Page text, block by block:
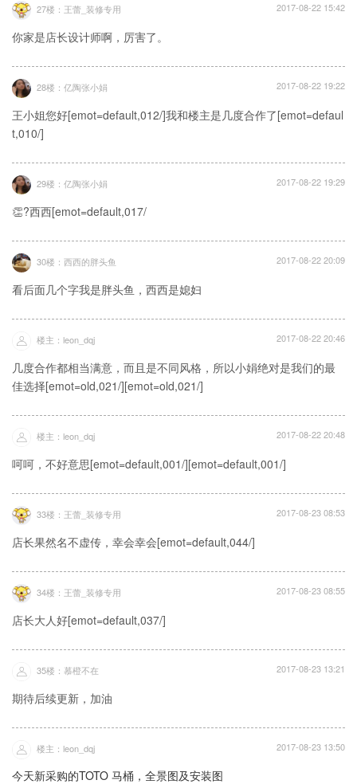
27楼：王蕾_装修专用 2017-08-22 15:42
你家是店长设计师啊，厉害了。
28楼：亿陶张小娟 2017-08-22 19:22
王小姐您好[emot=default,012/]我和楼主是几度合作了[emot=defaul
t,010/]
29楼：亿陶张小娟 2017-08-22 19:29
👏?西西[emot=default,017/
30楼：西西的胖头鱼 2017-08-22 20:09
看后面几个字我是胖头鱼，西西是媳妇
楼主：leon_dqj 2017-08-22 20:46
几度合作都相当满意，而且是不同风格，所以小娟绝对是我们的最
佳选择[emot=old,021/][emot=old,021/]
楼主：leon_dqj 2017-08-22 20:48
呵呵，不好意思[emot=default,001/][emot=default,001/]
33楼：王蕾_装修专用 2017-08-23 08:53
店长果然名不虚传，幸会幸会[emot=default,044/]
34楼：王蕾_装修专用 2017-08-23 08:55
店长大人好[emot=default,037/]
35楼：慕橙不在 2017-08-23 13:21
期待后续更新，加油
楼主：leon_dqj 2017-08-23 13:50
今天新采购的TOTO 马桶，全景图及安装图